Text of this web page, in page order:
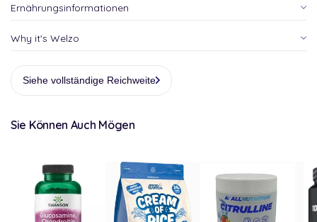
Ernährungsinformationen
Why it's Welzo
Siehe vollständige Reichweite
Sie Können Auch Mögen